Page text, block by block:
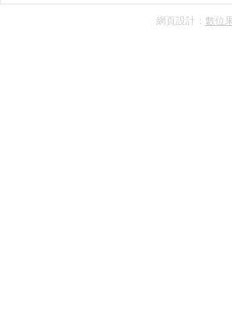
網頁設計： 數位